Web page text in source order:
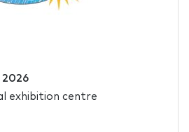
2026
exhibition centre